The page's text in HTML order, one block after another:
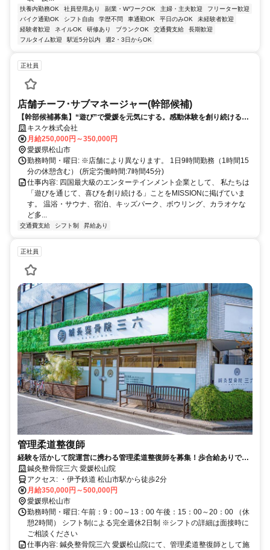
扶養内勤務OK 社員登用あり 副業・WワークOK 主婦・主夫歓迎
フリーター歓迎
バイク通勤OK
シフト自由 学歴不問 車通勤OK 平日のみOK
未経験者歓迎
経験者歓迎
ネイルOK 研修あり ブランクOK 交通費支給
長期歓迎
フルタイム歓迎
駅近5分以内 週2・3日からOK
正社員
店舗チーフ･サブマネージャー(幹部候補)
【幹部候補募集】“遊び”で愛媛を元気にする。感動体験を創り続ける──
四国最大級エンターテインメント企業の次なる挑戦
キスケ株式会社
月給250,000円～350,000円
愛媛県松山市
勤務時間・曜日: ※店舗により異なります。 1日9時間勤務（1時間15
分の休憩含む） (所定労働時間:7時間45分)
仕事内容: 四国最大級のエンターテインメント企業として、 私たちは
「遊びを通じて、喜びを創り続ける」ことをMISSIONに掲げていま
す。 温浴・サウナ、宿泊、キッズパーク、ボウリング、カラオケな
ど多...
交通費支給 シフト制 昇給あり
正社員
管理柔道整復師
経験を活かして院運営に携わる管理柔道整復師を募集！歩合給ありで頑
張りが収入に反映
鍼灸整骨院三六 愛媛松山院
アクセス: ・伊予鉄道 松山市駅から徒歩2分
月給350,000円～500,000円
愛媛県松山市
勤務時間・曜日: 午前：9：00～13：00 午後：15：00～20：00 （休
憩2時間） シフト制による完全週休2日制 ※シフトの詳細は面接時に
ご相談ください
仕事内容: 鍼灸整骨院三六 愛媛松山院にて、管理柔道整復師として施